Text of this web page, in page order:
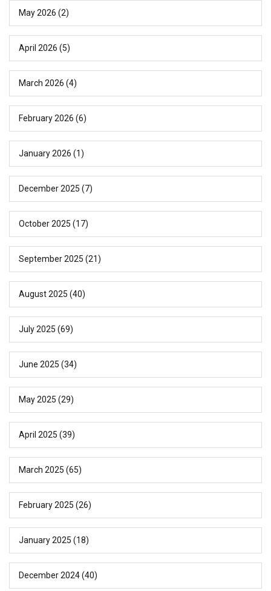
May 2026 (2)
April 2026 (5)
March 2026 (4)
February 2026 (6)
January 2026 (1)
December 2025 (7)
October 2025 (17)
September 2025 (21)
August 2025 (40)
July 2025 (69)
June 2025 (34)
May 2025 (29)
April 2025 (39)
March 2025 (65)
February 2025 (26)
January 2025 (18)
December 2024(40)